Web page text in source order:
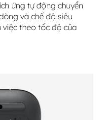
ứng tự động chuyển
và chế độ siêu
theo tốc độ của